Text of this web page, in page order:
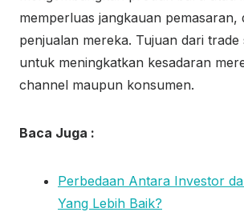
memperluas jangkauan pemasaran,
penjualan mereka. Tujuan dari trade
untuk meningkatkan kesadaran
channel maupun konsumen.
Baca Juga :
Perbedaan Antara Investor
Yang Lebih Baik?